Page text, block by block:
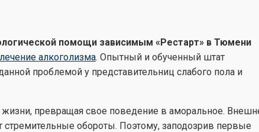
помощи зависимым «Рестарт» в Тюмени
алкоголизма. Опытный и обученный штат
проблемой у представительниц слабого пола и
превращая свое поведение в аморальное.
стремительные обороты. Поэтому, заподозрив первые